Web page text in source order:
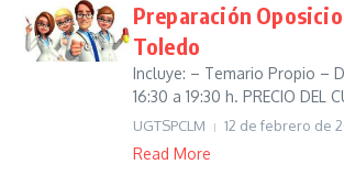
Preparación
Toledo
Incluye: – Temario Propio –
16:30 a 19:30 h. PRECIO
UGTSPCLM 12 de febrero de
Read More